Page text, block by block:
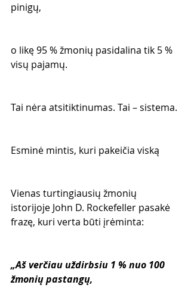
pinigų,
o likę 95 % žmonių pasidalina tik 5 %
visų pajamų.
Tai nėra atsitiktinumas. Tai – sistema.
Esminė mintis, kuri pakeičia viską
Vienas turtingiausių žmonių
istorijoje John D. Rockefeller pasakė
frazę, kuri verta būti įrėminta:
„Aš verčiau uždirbsiu 1 % nuo 100
žmonių pastangų,